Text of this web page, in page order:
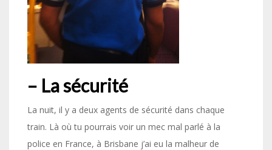
– La sécurité
La nuit, il y a deux agents de sécurité dans chaque
train. Là où tu pourrais voir un mec mal parlé à la
police en France, à Brisbane j’ai eu la malheur de